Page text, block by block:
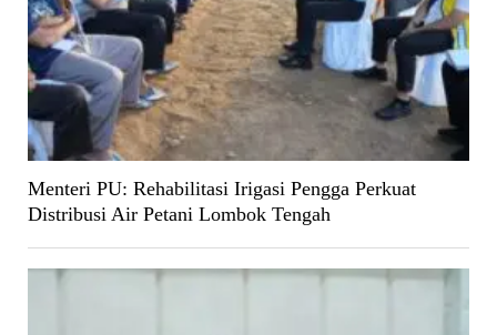
Menteri PU: Rehabilitasi Irigasi Pengga Perkuat
Distribusi Air Petani Lombok Tengah